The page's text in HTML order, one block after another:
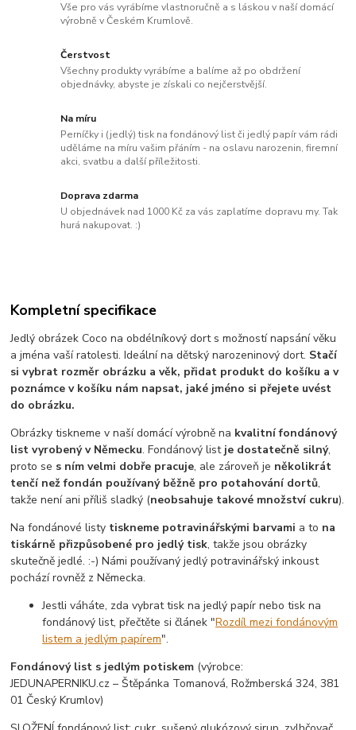
Vše pro vás vyrábíme vlastnoručně a s láskou v naší domácí
výrobně v Českém Krumlově.
Čerstvost
Všechny produkty vyrábíme a balíme až po obdržení
objednávky, abyste je získali co nejčerstvější.
Na míru
Perníčky i (jedlý) tisk na fondánový list či jedlý papír vám rádi
uděláme na míru vašim přáním - na oslavu narozenin, firemní
akci, svatbu a další příležitosti.
Doprava zdarma
U objednávek nad 1000 Kč za vás zaplatíme dopravu my. Tak
hurá nakupovat. :)
Kompletní specifikace
Jedlý obrázek Coco na obdélníkový dort s možností napsání věku
a jména vaší ratolesti. Ideální na dětský narozeninový dort. Stačí
si vybrat rozměr obrázku a věk, přidat produkt do košíku a v
poznámce v košíku nám napsat, jaké jméno si přejete uvést
do obrázku.
Obrázky tiskneme v naší domácí výrobně na kvalitní fondánový
list vyrobený v Německu. Fondánový list je dostatečně silný,
proto se s ním velmi dobře pracuje, ale zároveň je několikrát
tenčí než fondán používaný běžně pro potahování dortů,
takže není ani příliš sladký (neobsahuje takové množství cukru).
Na fondánové listy tiskneme potravinářskými barvami a to na
tiskárně přizpůsobené pro jedlý tisk, takže jsou obrázky
skutečně jedlé. :-) Námi používaný jedlý potravinářský inkoust
pochází rovněž z Německa.
Jestli váháte, zda vybrat tisk na jedlý papír nebo tisk na
fondánový list, přečtěte si článek "Rozdíl mezi fondánovým
listem a jedlým papírem".
Fondánový list s jedlým potiskem (výrobce:
JEDUNAPERNIKU.cz – Štěpánka Tomanová, Rožmberská 324, 381
01 Český Krumlov)